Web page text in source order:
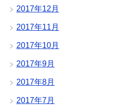
2017年12月
2017年11月
2017年10月
2017年9月
2017年8月
2017年7月